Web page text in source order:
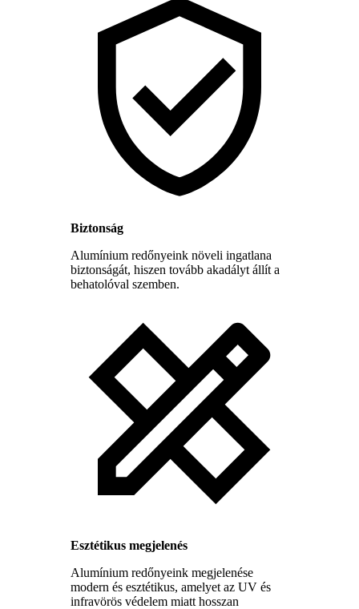
Biztonság
Alumínium redőnyeink növeli ingatlana
biztonságát, hiszen tovább akadályt állít a
behatolóval szemben.
Esztétikus megjelenés
Alumínium redőnyeink megjelenése
modern és esztétikus, amelyet az UV és
infravörös védelem miatt hosszan